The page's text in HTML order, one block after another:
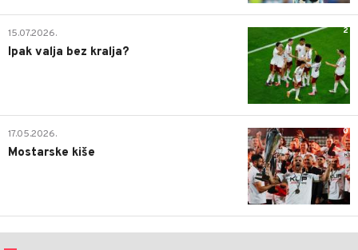
2
15.07.2026.
Ipak valja bez kralja?
0
17.05.2026.
Mostarske kiše